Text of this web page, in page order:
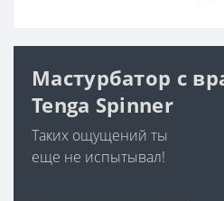
Мастурбатор с
Tenga Spinner
Таких ощущений ты
еще не испытывал!